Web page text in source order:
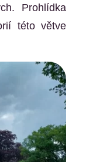
Prohlídka
této větve